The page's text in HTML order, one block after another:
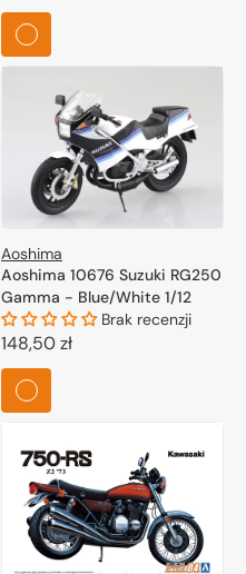
regularna
Aoshima
Aoshima 10676 Suzuki RG250
Gamma - Blue/White 1/12
Brak recenzji
Cena
regularna
148,50 zł